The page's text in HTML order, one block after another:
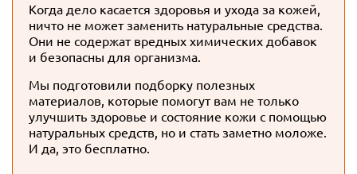
Когда дело касается здоровья и ухода за кожей,
ничто не может заменить натуральные средства.
Они не содержат вредных химических добавок
и безопасны для организма.
Мы подготовили подборку полезных
материалов, которые помогут вам не только
улучшить здоровье и состояние кожи с помощью
натуральных средств, но и стать заметно моложе.
И да, это бесплатно.